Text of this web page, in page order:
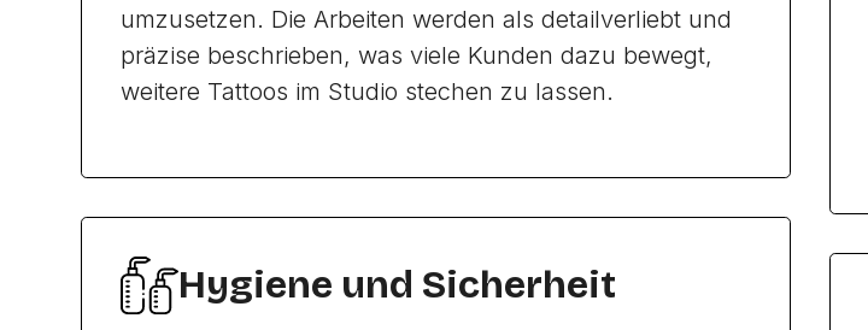
umzusetzen. Die Arbeiten werden als detailverliebt und
präzise beschrieben, was viele Kunden dazu bewegt,
weitere Tattoos im Studio stechen zu lassen.
Hygiene und Sicherheit